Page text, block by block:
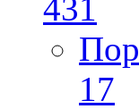
431
17